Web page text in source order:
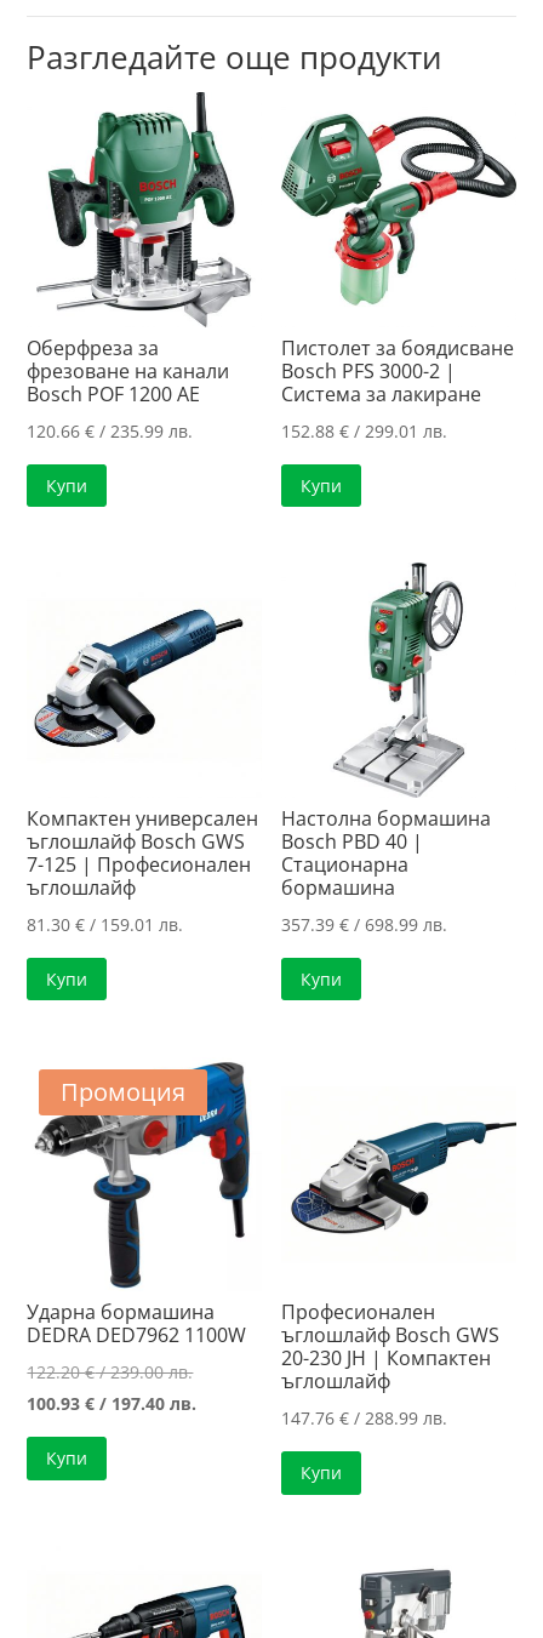
Разгледайте още продукти
Оберфреза за
фрезоване на канали
Bosch POF 1200 AE
120.66€ / 235.99 лв.
Купи
Пистолет за боядисване
Bosch PFS 3000-2 |
Система за лакиране
152.88€ / 299.01 лв.
Купи
Компактен универсален
ъглошлайф Bosch GWS
7-125 | Професионален
ъглошлайф
81.30€ / 159.01 лв.
Купи
Настолна бормашина
Bosch PBD 40 |
Стационарна
бормашина
357.39€ / 698.99 лв.
Купи
Промоция
Ударна бормашина
DEDRA DED7962 1100W
122.20€/ 239.00 лв.Original
price
100.93€ / 197.40 лв.
Купи
Професионален
ъглошлайф Bosch GWS
20-230 JH | Компактен
ъглошлайф
147.76€ / 288.99 лв.
Купи